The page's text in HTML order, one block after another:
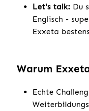
Let's talk: Du
Englisch -
Exxeta
Warum
Echte